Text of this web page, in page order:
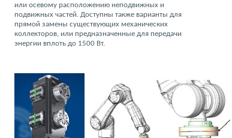
или осевому расположению неподвижных и
подвижных частей. Доступны также варианты для
прямой замены существующих механических
коллекторов, или предназначенные для передачи
энергии вплоть до 1500 Вт.